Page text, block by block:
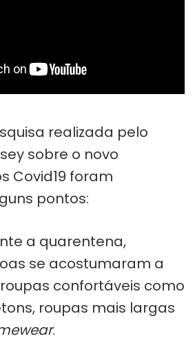
realizada pelo
sobre o novo
Covid19 foram
pontos:
a quarentena,
se acostumaram a
confortáveis como
roupas mais largas
.